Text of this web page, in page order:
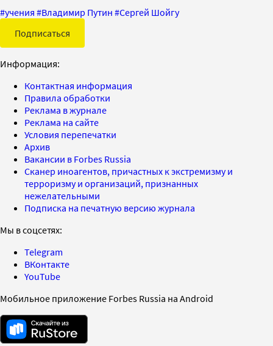
#учения #Владимир Путин #Сергей Шойгу
Подписаться
Информация:
Контактная информация
Правила обработки
Реклама в журнале
Реклама на сайте
Условия перепечатки
Архив
Вакансии в Forbes Russia
Сканер иноагентов, причастных к экстремизму и
терроризму и организаций, признанных
нежелательными
Подписка на печатную версию журнала
Мы в соцсетях:
Telegram
ВКонтакте
YouTube
Мобильное приложение Forbes Russia на Android